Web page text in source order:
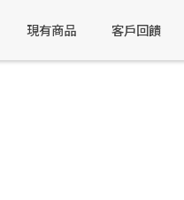
現有商品 客戶回饋